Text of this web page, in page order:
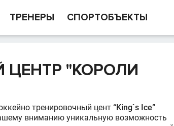
ТРЕНЕРЫ СПОРТОБЪЕКТЫ
"КОРОЛИ
тренировочный цент “King`s Ice”
вниманию уникальную возможность